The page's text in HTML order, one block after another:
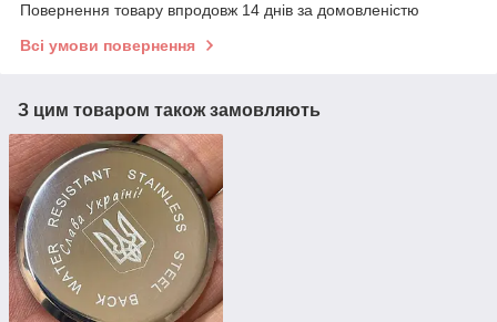
Повернення товару впродовж 14 днів за домовленістю
Всі умови повернення
З цим товаром також замовляють